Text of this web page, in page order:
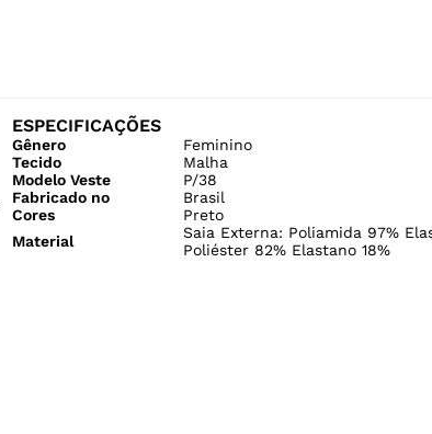
ESPECIFICAÇÕES
Gênero
Feminino
Tecido
Malha
Modelo Veste
P/38
Fabricado no
Brasil
Cores
Preto
Material
Saia Externa: Poliamida 97%
Poliéster 82% Elastano 18%